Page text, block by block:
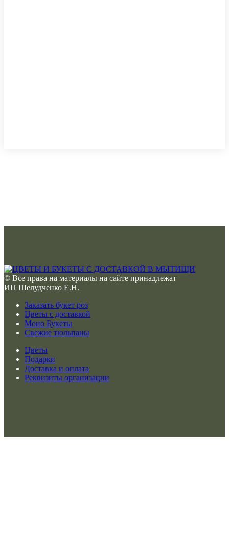
© Все права на материалы на сайте принадлежат
ИП Шелудченко Е.Н.
Заказать букет роз
Цветы с доставкой
Моно Букеты
Свежие тюльпаны
Цветы
Подарки
Доставка и оплата
Реквизиты организации